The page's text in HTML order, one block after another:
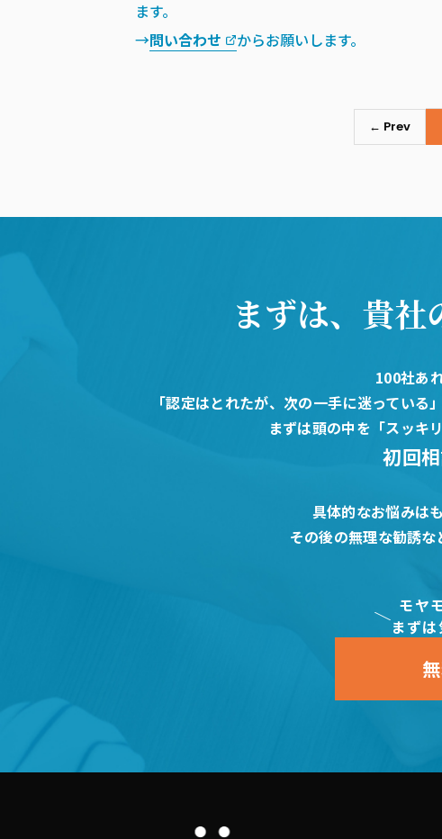
ます。
→問い合わせ からお願いします。
← Prev
まずは、貴社
100社あ
「認定はとれたが、次の一手に迷ってい
まずは頭の中を「スッキ
初回
具体的なお悩みは
その後の無理な勧誘
モヤ
まず